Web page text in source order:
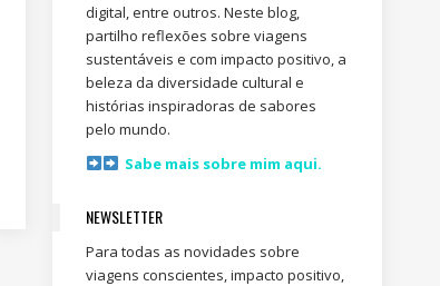
digital, entre outros. Neste blog,
partilho reflexões sobre viagens
sustentáveis e com impacto positivo, a
beleza da diversidade cultural e
histórias inspiradoras de sabores
pelo mundo.
Sabe mais sobre mim aqui.
NEWSLETTER
Para todas as novidades sobre
viagens conscientes, impacto positivo,